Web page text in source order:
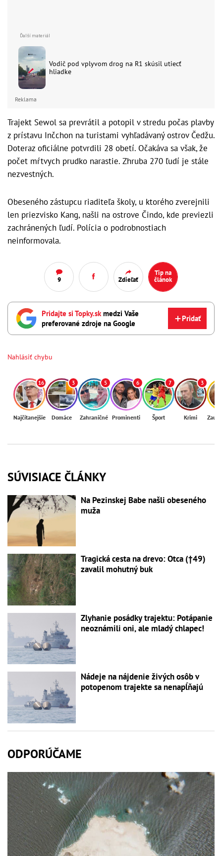
Vodič pod vplyvom drog na R1 skúsil utiecť
hliadke
Reklama
Trajekt Sewol sa prevrátil a potopil v stredu počas plavby
z prístavu Inčchon na turistami vyhľadávaný ostrov Čedžu.
Doteraz oficiálne potvrdili 28 obetí. Očakáva sa však, že
počet mŕtvych prudko narastie. Zhruba 270 ľudí je stále
nezvestných.
Obeseného zástupcu riaditeľa školy, u ktorého zverejnili
len priezvisko Kang, našli na ostrove Čindo, kde previezli
zachránených ľudí. Polícia o podrobnostiach
neinformovala.
9 Zdieľať
Tip na
článok
Pridajte si Topky.sk medzi Vaše
preferované zdroje na Google
Pridať
Nahlásiť chybu
16
Najčítanejšie
3
Domáce
5
Zahraničné
6
Prominenti
7
Šport
3
Krimi
SÚVISIACE ČLÁNKY
Na Pezinskej Babe našli obeseného
muža
Tragická cesta na drevo: Otca (†49)
zavalil mohutný buk
Zlyhanie posádky trajektu: Potápanie
neoznámili oni, ale mladý chlapec!
Nádeje na nájdenie živých osôb v
potopenom trajekte sa nenapĺňajú
ODPORÚČAME